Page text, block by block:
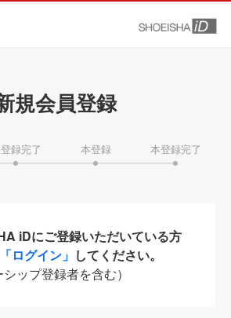
規会員登録
録完了 本登録 本登録完了
iDにご登録いただいている方
「ログイン」 してください。
ップ登録者を含む）